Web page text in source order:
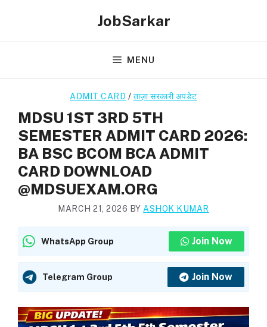
JobSarkar
MENU
ADMIT CARD / ताज़ा सरकारी अपडेट
MDSU 1ST 3RD 5TH
SEMESTER ADMIT CARD 2026:
BA BSC BCOM BCA ADMIT
CARD DOWNLOAD
@MDSUEXAM.ORG
MARCH 21, 2026 BY ASHOK KUMAR
WhatsApp Group Join Now
Telegram Group Join Now